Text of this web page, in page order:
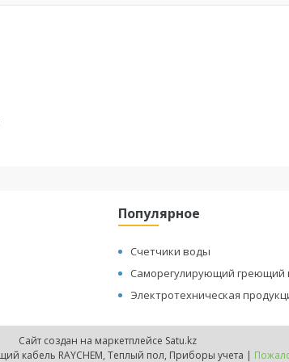
Популярное
Счетчики воды
Саморегулирующий греющий
Электротехническая
Сайт создан на маркетплейсе Satu.kz
ТОО "ТеплоЭнергоРесурс"- Греющий кабель RAYCHEM, Теплый пол, Приборы учета |